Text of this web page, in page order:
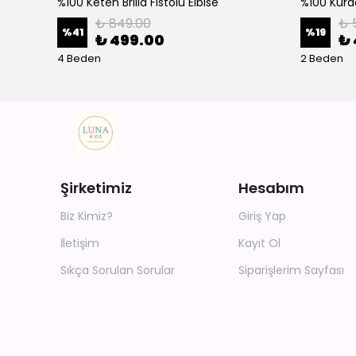
%41 ₺ 849.00
₺ 499.00
4 Beden
%19 ₺
₺
2 Beden
Şirketimiz
Biz Kimiz?
İletişim
Sıkça Sorulan Sorular
Hesabım
Giriş Yap
Kayıt Ol
Siparişlerim Sayfası